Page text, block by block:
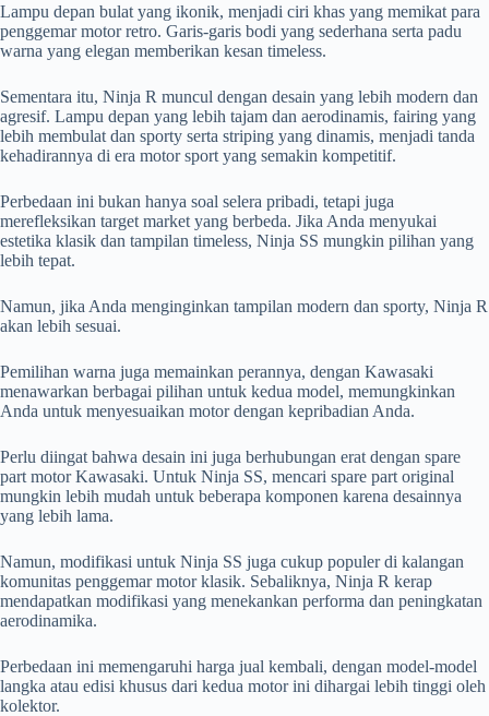
Lampu depan bulat yang ikonik, menjadi ciri khas yang memikat para
penggemar motor retro. Garis-garis bodi yang sederhana serta padu
warna yang elegan memberikan kesan timeless.
Sementara itu, Ninja R muncul dengan desain yang lebih modern dan
agresif. Lampu depan yang lebih tajam dan aerodinamis, fairing yang
lebih membulat dan sporty serta striping yang dinamis, menjadi tanda
kehadirannya di era motor sport yang semakin kompetitif.
Perbedaan ini bukan hanya soal selera pribadi, tetapi juga
merefleksikan target market yang berbeda. Jika Anda menyukai
estetika klasik dan tampilan timeless, Ninja SS mungkin pilihan yang
lebih tepat.
Namun, jika Anda menginginkan tampilan modern dan sporty, Ninja R
akan lebih sesuai.
Pemilihan warna juga memainkan perannya, dengan Kawasaki
menawarkan berbagai pilihan untuk kedua model, memungkinkan
Anda untuk menyesuaikan motor dengan kepribadian Anda.
Perlu diingat bahwa desain ini juga berhubungan erat dengan spare
part motor Kawasaki. Untuk Ninja SS, mencari spare part original
mungkin lebih mudah untuk beberapa komponen karena desainnya
yang lebih lama.
Namun, modifikasi untuk Ninja SS juga cukup populer di kalangan
komunitas penggemar motor klasik. Sebaliknya, Ninja R kerap
mendapatkan modifikasi yang menekankan performa dan peningkatan
aerodinamika.
Perbedaan ini memengaruhi harga jual kembali, dengan model-model
langka atau edisi khusus dari kedua motor ini dihargai lebih tinggi oleh
kolektor.